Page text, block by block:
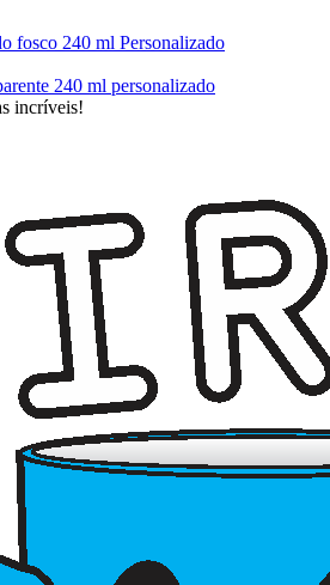
fosco 240 ml Personalizado
240 ml personalizado
incríveis!